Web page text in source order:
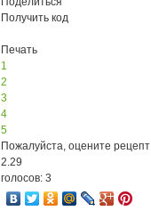
Получить код
Печать
1
2
3
4
5
Пожалуйста, оцените рецепт
2.29
голосов: 3